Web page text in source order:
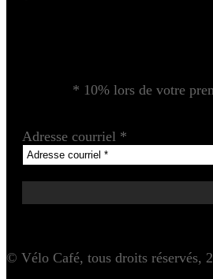
* 10% lors de votre
Adresse courriel *
© Vélo Café, tous droits réservés,